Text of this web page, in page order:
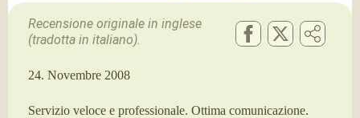
Recensione originale in inglese
(tradotta in italiano).
24. Novembre 2008
Servizio veloce e professionale. Ottima comunicazione.